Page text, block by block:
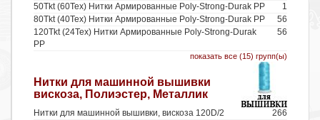
1
50Tkt (60Tex) Нитки Армированные Poly-Strong-Durak PP
56
80Tkt (40Tex) Нитки Армированные Poly-Strong-Durak PP
56
120Tkt (24Tex) Нитки Армированные Poly-Strong-Durak
PP
показать все (15) групп(ы)
Нитки для машинной вышивки
вискоза, Полиэстер, Металлик
266
Нитки для машинной вышивки, вискоза 120D/2